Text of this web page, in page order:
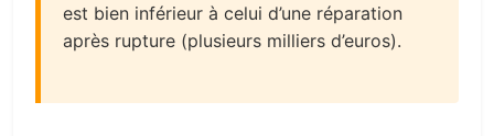
est bien inférieur à celui d’une réparation
après rupture (plusieurs milliers d’euros).